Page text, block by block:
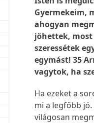
Gyermekeim,
ahogyan
jöhettek, most
szeressétek
egymást! 35
vagytok, ha
Ha ezeket a
mi a legfőbb
világosan